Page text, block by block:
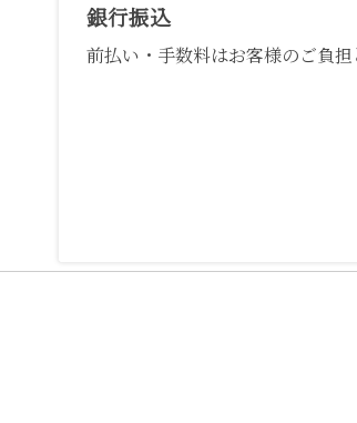
銀行振込
前払い・手数料はお客様のご負担